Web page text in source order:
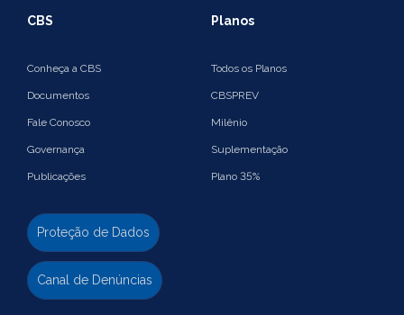
CBS
Conheça a CBS
Documentos
Fale Conosco
Governança
Publicações
Proteção de Dados
Canal de Denúncias
Planos
Todos os Planos
CBSPREV
Milênio
Suplementação
Plano 35%